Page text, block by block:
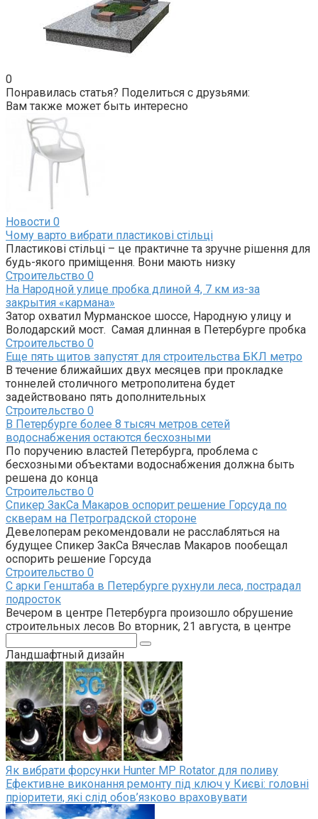
0
Понравилась статья? Поделиться с друзьями:
Вам также может быть интересно
Новости 0
Чому варто вибрати пластикові стільці
Пластикові стільці – це практичне та зручне рішення для
будь-якого приміщення. Вони мають низку
Строительство 0
На Народной улице пробка длиной 4, 7 км из-за
закрытия «кармана»
Затор охватил Мурманское шоссе, Народную улицу и
Володарский мост. Самая длинная в Петербурге пробка
Строительство 0
Еще пять щитов запустят для строительства БКЛ метро
В течение ближайших двух месяцев при прокладке
тоннелей столичного метрополитена будет
задействовано пять дополнительных
Строительство 0
В Петербурге более 8 тысяч метров сетей
водоснабжения остаются бесхозными
По поручению властей Петербурга, проблема с
бесхозными объектами водоснабжения должна быть
решена до конца
Строительство 0
Спикер ЗакСа Макаров оспорит решение Горсуда по
скверам на Петроградской стороне
Девелоперам рекомендовали не расслабляться на
будущее Спикер ЗакСа Вячеслав Макаров пообещал
оспорить решение Горсуда
Строительство 0
С арки Генштаба в Петербурге рухнули леса, пострадал
подросток
Вечером в центре Петербурга произошло обрушение
строительных лесов Во вторник, 21 августа, в центре
Ландшафтный дизайн
Як вибрати форсунки Hunter MP Rotator для поливу
Ефективне виконання ремонту під ключ у Києві: головні
пріоритети, які слід обов’язково враховувати